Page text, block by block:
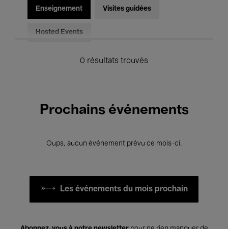
Enseignement Visites guidées
Hosted Events
0 résultats trouvés
Prochains événements
Oups, aucun événement prévu ce mois-ci.
Les événements du mois prochain